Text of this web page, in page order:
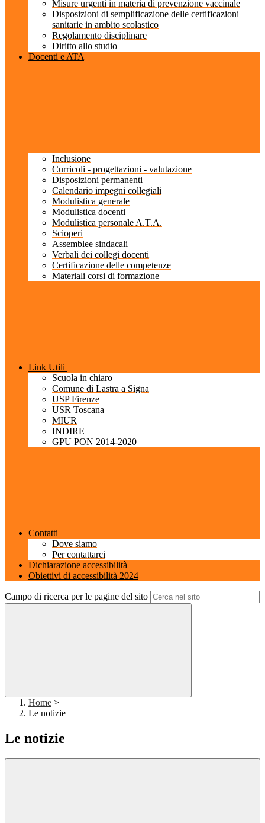
Misure urgenti in materia di prevenzione vaccinale
Disposizioni di semplificazione delle certificazioni
sanitarie in ambito scolastico
Regolamento disciplinare
Diritto allo studio
Docenti e ATA
Inclusione
Curricoli - progettazioni - valutazione
Disposizioni permanenti
Calendario impegni collegiali
Modulistica generale
Modulistica docenti
Modulistica personale A.T.A.
Scioperi
Assemblee sindacali
Verbali dei collegi docenti
Certificazione delle competenze
Materiali corsi di formazione
Link Utili
Scuola in chiaro
Comune di Lastra a Signa
USP Firenze
USR Toscana
MIUR
INDIRE
GPU PON 2014-2020
Contatti
Dove siamo
Per contattarci
Dichiarazione accessibilità
Obiettivi di accessibilità 2024
Campo di ricerca per le pagine del sito
Home >
Le notizie
Le notizie